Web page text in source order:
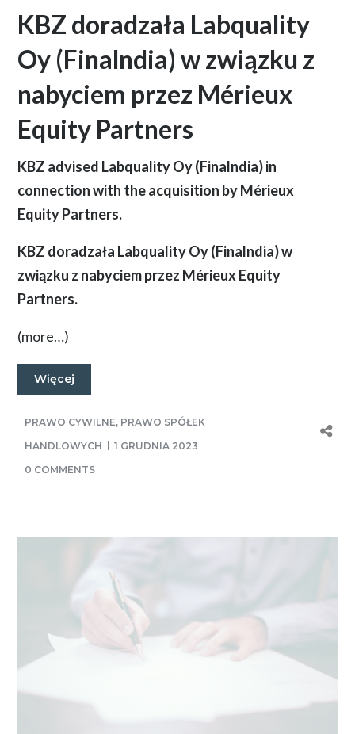
KBZ doradzała Labquality
Oy (Finalndia) w związku z
nabyciem przez Mérieux
Equity Partners
KBZ advised Labquality Oy (Finalndia) in
connection with the acquisition by Mérieux
Equity Partners.
KBZ doradzała Labquality Oy (Finalndia) w
związku z nabyciem przez Mérieux Equity
Partners.
(more…)
Więcej
PRAWO CYWILNE, PRAWO SPÓŁEK
HANDLOWYCH
1 GRUDNIA 2023
0 COMMENTS